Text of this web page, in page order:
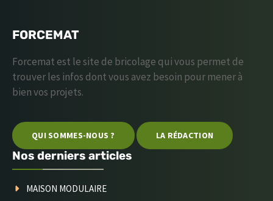
FORCEMAT
Forcemat est le site de bricolage qui vous permet de
trouver les infos dont vous avez besoin pour mener à
bien vos projets.
QUI SOMMES-NOUS ? LA RÉDACTION
Nos derniers articles
MAISON MODULAIRE